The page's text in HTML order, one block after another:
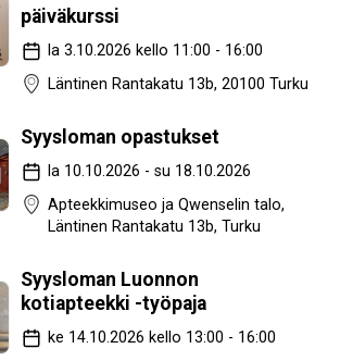
päiväkurssi
la 3.10.2026 kello 11:00 - 16:00
Läntinen Rantakatu 13b, 20100 Turku
Syysloman opastukset
la 10.10.2026 - su 18.10.2026
Apteekkimuseo ja Qwenselin talo,
Läntinen Rantakatu 13b, Turku
Syysloman Luonnon
kotiapteekki -työpaja
ke 14.10.2026 kello 13:00 - 16:00